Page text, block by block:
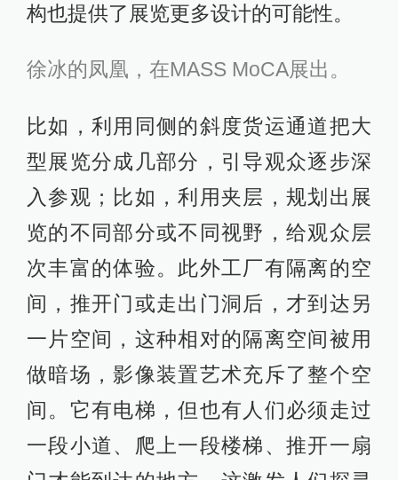
构也提供了展览更多设计的可能性。
徐冰的凤凰，在MASS MoCA展出。
比如，利用同侧的斜度货运通道把大
型展览分成几部分，引导观众逐步深
入参观；比如，利用夹层，规划出展
览的不同部分或不同视野，给观众层
次丰富的体验。此外工厂有隔离的空
间，推开门或走出门洞后，才到达另
一片空间，这种相对的隔离空间被用
做暗场，影像装置艺术充斥了整个空
间。它有电梯，但也有人们必须走过
一段小道、爬上一段楼梯、推开一扇